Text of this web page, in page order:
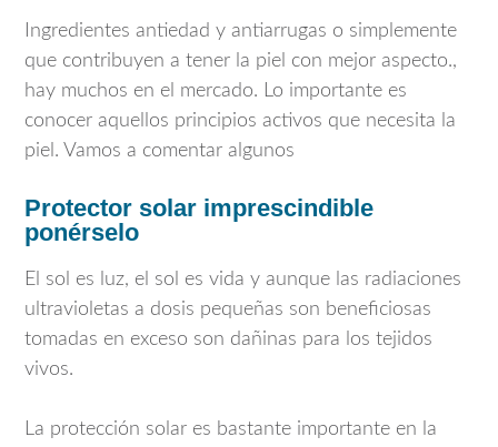
Ingredientes antiedad y antiarrugas o simplemente
que contribuyen a tener la piel con mejor aspecto.,
hay muchos en el mercado. Lo importante es
conocer aquellos principios activos que necesita la
piel. Vamos a comentar algunos
Protector solar imprescindible
ponérselo
El sol es luz, el sol es vida y aunque las radiaciones
ultravioletas a dosis pequeñas son beneficiosas
tomadas en exceso son dañinas para los tejidos
vivos.
La protección solar es bastante importante en la